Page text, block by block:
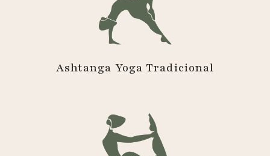
Ashtanga Yoga Tradicional